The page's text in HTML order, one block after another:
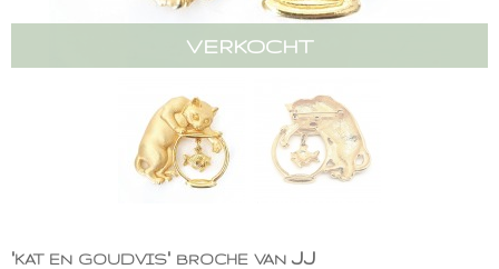
VERKOCHT
'kat en goudvis' broche van JJ